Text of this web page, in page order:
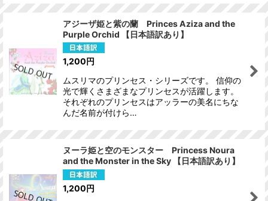
アジーザ姫と紫の蘭 Princes Aziza and the
Purple Orchid 【日本語訳あり】
1,200円
ムスリマのプリンセス・シリーズです。 信仰の
光で輝くさまざまなプリンセスが活躍します。
それぞれのプリンセスはアッラーの美名にちな
んだ名前が付けら…
ヌーラ姫と空のモンスター Princess Noura
and the Monster in the Sky 【日本語訳あり】
1,200円